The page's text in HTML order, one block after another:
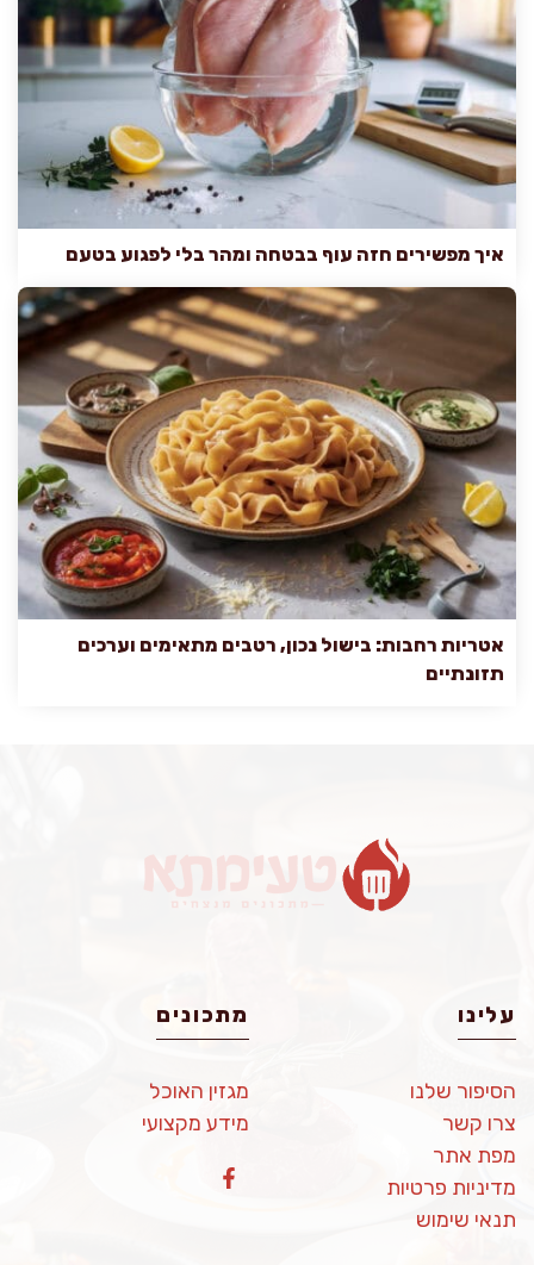
איך מפשירים חזה עוף בבטחה ומהר בלי לפגוע בטעם
אטריות רחבות: בישול נכון, רטבים מתאימים וערכים
תזונתיים
עלינו
הסיפור שלנו
צרו קשר
מפת אתר
מדיניות פרטיות
תנאי שימוש
מתכונים
מגזין האוכל
מידע מקצועי